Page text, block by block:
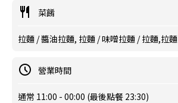
菜餚
拉麵 / 醬油拉麵, 拉麵 / 味噌拉麵 / 拉麵,拉麵
營業時間
通常 11:00 - 00:00 (最後點餐 23:30)